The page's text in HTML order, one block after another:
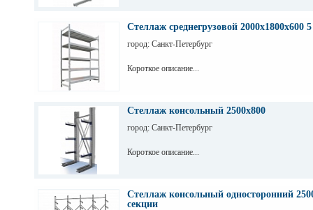
Стеллаж среднегрузовой 2000х1800х600
город: Санкт-Петербург
Короткое описание...
Стеллаж консольный 2500х800
город: Санкт-Петербург
Короткое описание...
Стеллаж консольный односторонний
секции